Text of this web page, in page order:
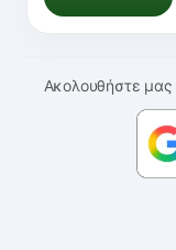
Ακολουθήστε μας